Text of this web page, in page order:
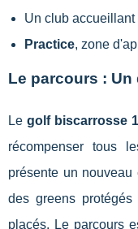
Un club
Practice, zone
Le parcours :
Legolf biscarrosse
récompenser tous
présente un
des greens
placés. Le parcours